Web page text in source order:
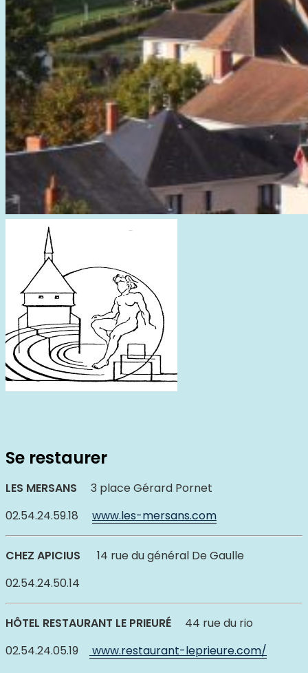
Se restaurer
LES MERSANS 3 place Gérard Pornet
02.54.24.59.18 www.les-mersans.com
CHEZ APICIUS 14 rue du général De Gaulle
02.54.24.50.14
HÔTEL RESTAURANT LE PRIEURÉ 44 rue du rio
02.54.24.05.19
www.restaurant-leprieure.com/